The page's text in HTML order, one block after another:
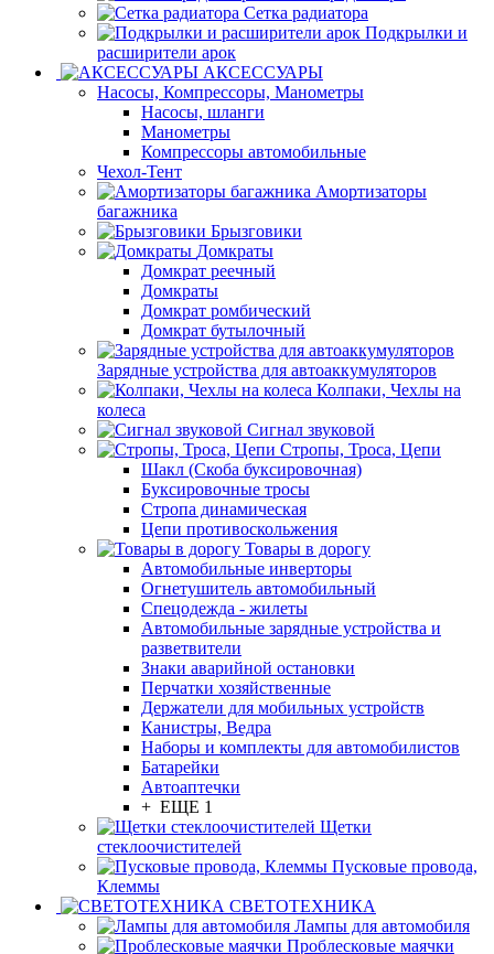
Сетка радиатора
Подкрылки и
расширители арок
АКСЕССУАРЫ
Насосы, Компрессоры, Манометры
Насосы, шланги
Манометры
Компрессоры автомобильные
Чехол-Тент
Амортизаторы
багажника
Брызговики
Домкраты
Домкрат реечный
Домкраты
Домкрат ромбический
Домкрат бутылочный
Зарядные устройства для автоаккумуляторов
Колпаки, Чехлы на
колеса
Сигнал звуковой
Стропы, Троса, Цепи
Шакл (Скоба буксировочная)
Буксировочные тросы
Стропа динамическая
Цепи противоскольжения
Товары в дорогу
Автомобильные инверторы
Огнетушитель автомобильный
Спецодежда - жилеты
Автомобильные зарядные устройства и
разветвители
Знаки аварийной остановки
Перчатки хозяйственные
Держатели для мобильных устройств
Канистры, Ведра
Наборы и комплекты для автомобилистов
Батарейки
Автоаптечки
+ ЕЩЕ 1
Щетки
стеклоочистителей
Пусковые провода,
Клеммы
СВЕТОТЕХНИКА
Лампы для автомобиля
Проблесковые маячки